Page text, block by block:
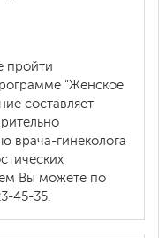
пройти
"Женское
составляет
врача-гинеколога
Вы можете по
45-35.